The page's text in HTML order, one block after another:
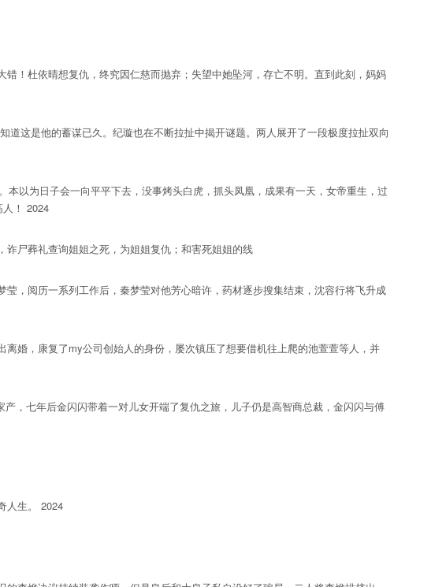
！杜依晴想复仇，终究因仁慈而抛弃；失望中她坠河，存亡不明。直到此刻，妈妈
这是他的蓄谋已久。纪璇也在不断拉扯中揭开谜题。两人展开了一段极度拉扯双向
以为日子会一向平平下去，没事烤头白虎，抓头凤凰，成果有一天，女帝重生，过
！ 2024
尸葬礼查询姐姐之死，为姐姐复仇；和害死姐姐的线
，阅历一系列工作后，秦梦莹对他芳心暗许，药材逐步搜集结束，沈容行将飞升成
婚，康复了my公司创始人的身份，屡次镇压了想要借机往上爬的池萱萱等人，并
七年后金闪闪带着一对儿女开端了复仇之旅，儿子仍是高智商总裁，金闪闪与傅
人生。 2024